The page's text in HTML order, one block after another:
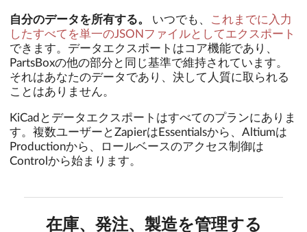
自分のデータを所有する。 いつでも、
これまでに入力
したすべてを単一のJSONファイルとしてエクスポート
できます。データエクスポートはコア機能であり、
PartsBoxの他の部分と同じ基準で維持されています。
それはあなたのデータであり、決して人質に取られる
ことはありません。
KiCadとデータエクスポートはすべてのプランにありま
す。複数ユーザーとZapierはEssentialsから、Altiumは
Productionから、ロールベースのアクセス制御は
Controlから始まります。
在庫、発注、製造を管理する